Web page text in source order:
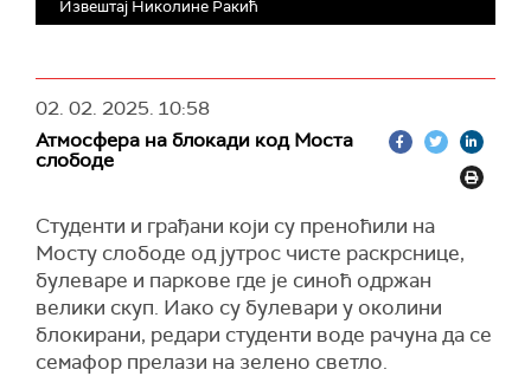
Извештај Николине Ракић
02. 02. 2025. 10:58
Атмосфера на блокади код Моста
слободе
Студенти и грађани који су преноћили на
Мосту слободе од јутрос чисте раскрснице,
булеваре и паркове где је синоћ одржан
велики скуп. Иако су булевари у околини
блокирани, редари студенти воде рачуна да се
семафор прелази на зелено светло.